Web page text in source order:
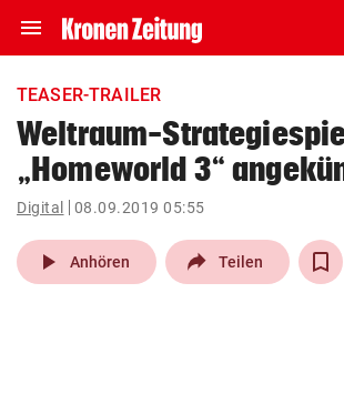
menu Navigation
ein-/ausklappen
account_circle Anmelden
pin_drop
Wien arrow_right
TEASER-TRAILER
Weltraum-
„Homeworld 3“
Digital 08.09.2019 05:55
play_arrow Anhören Teilen